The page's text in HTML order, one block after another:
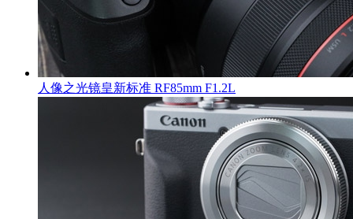
人像之光镜皇新标准 RF85mm F1.2L